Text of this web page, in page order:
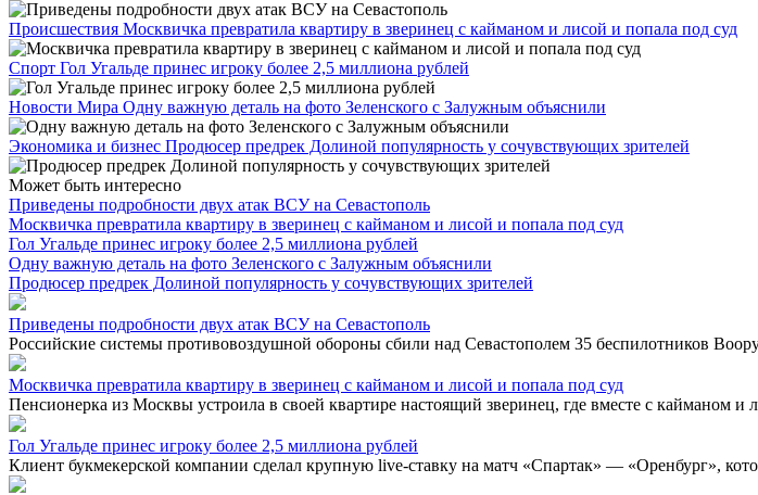
Происшествия Москвичка превратила квартиру в зверинец с кайманом и лисой и попала под суд
Спорт Гол Угальде принес игроку более 2,5 миллиона рублей
Новости Мира Одну важную деталь на фото Зеленского с Залужным объяснили
Экономика и бизнес Продюсер предрек Долиной популярность у сочувствующих зрителей
Может быть интересно
Приведены подробности двух атак ВСУ на Севастополь
Москвичка превратила квартиру в зверинец с кайманом и лисой и попала под суд
Гол Угальде принес игроку более 2,5 миллиона рублей
Одну важную деталь на фото Зеленского с Залужным объяснили
Продюсер предрек Долиной популярность у сочувствующих зрителей
Приведены подробности двух атак ВСУ на Севастополь
Российские системы противовоздушной обороны сбили над Севастополем 35 беспилотников
Москвичка превратила квартиру в зверинец с кайманом и лисой и попала под суд
Пенсионерка из Москвы устроила в своей квартире настоящий зверинец, где вместе с кайманом
Гол Угальде принес игроку более 2,5 миллиона рублей
Клиент букмекерской компании сделал крупную live-ставку на матч «Спартак» — «Оренбург»,